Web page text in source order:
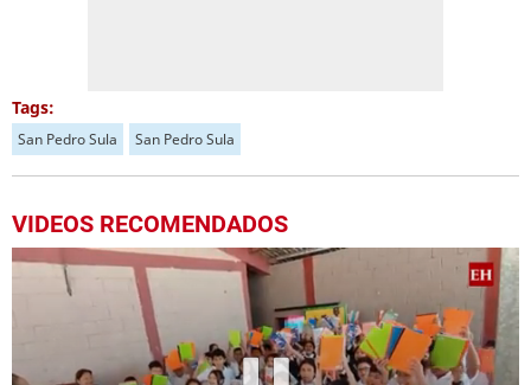
Tags:
San Pedro Sula San Pedro Sula
VIDEOS RECOMENDADOS